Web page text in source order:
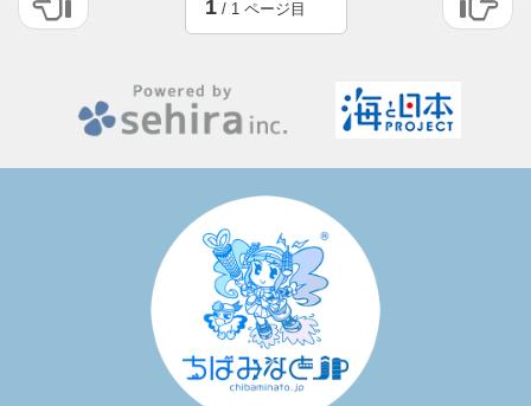
1/ 1 ページ目